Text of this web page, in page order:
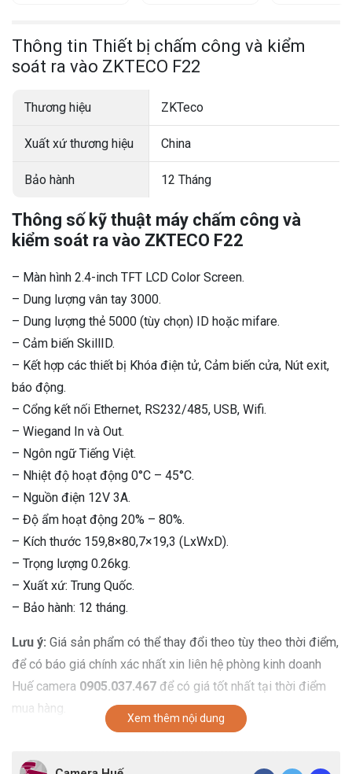
Thông tin Thiết bị chấm công và kiểm
soát ra vào ZKTECO F22
Thương hiệu ZKTeco
Xuất xứ thương hiệu China
Bảo hành 12 Tháng
Thông số kỹ thuật máy chấm công và
kiểm soát ra vào ZKTECO F22
– Màn hình 2.4-inch TFT LCD Color Screen.
– Dung lượng vân tay 3000.
– Dung lượng thẻ 5000 (tùy chọn) ID hoặc mifare.
– Cảm biến SkillID.
– Kết hợp các thiết bị Khóa điện tử, Cảm biến cửa, Nút exit,
báo động.
– Cổng kết nối Ethernet, RS232/485, USB, Wifi.
– Wiegand In và Out.
– Ngôn ngữ Tiếng Việt.
– Nhiệt độ hoạt động 0°C – 45°C.
– Nguồn điện 12V 3A.
– Độ ẩm hoạt động 20% – 80%.
– Kích thước 159,8×80,7×19,3 (LxWxD).
– Trọng lượng 0.26kg.
– Xuất xứ: Trung Quốc.
– Bảo hành: 12 tháng.
Lưu ý: Giá sản phẩm có thể thay đổi theo tùy theo thời điểm,
để có báo giá chính xác nhất xin liên hệ phòng kinh doanh
Huế camera 0905.037.467 để có giá tốt nhất tại thời điểm
mua hàng.
Xem thêm nội dung